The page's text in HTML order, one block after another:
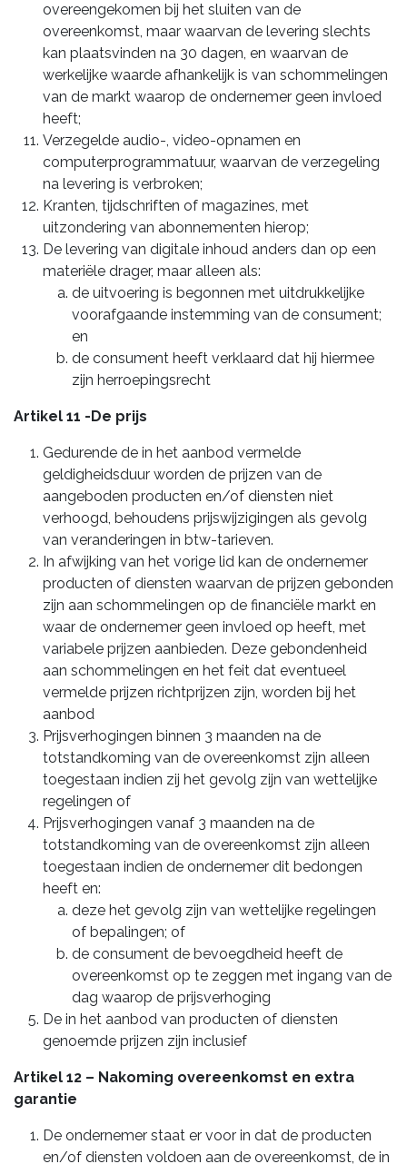
overeengekomen bij het sluiten van de
overeenkomst, maar waarvan de levering slechts
kan plaatsvinden na 30 dagen, en waarvan de
werkelijke waarde afhankelijk is van schommelingen
van de markt waarop de ondernemer geen invloed
heeft;
Verzegelde audio-, video-opnamen en
computerprogrammatuur, waarvan de verzegeling
na levering is verbroken;
Kranten, tijdschriften of magazines, met
uitzondering van abonnementen hierop;
De levering van digitale inhoud anders dan op een
materiële drager, maar alleen als:
de uitvoering is begonnen met uitdrukkelijke
voorafgaande instemming van de consument;
en
de consument heeft verklaard dat hij hiermee
zijn herroepingsrecht
Artikel 11 -De prijs
Gedurende de in het aanbod vermelde
geldigheidsduur worden de prijzen van de
aangeboden producten en/of diensten niet
verhoogd, behoudens prijswijzigingen als gevolg
van veranderingen in btw-tarieven.
In afwijking van het vorige lid kan de ondernemer
producten of diensten waarvan de prijzen gebonden
zijn aan schommelingen op de financiële markt en
waar de ondernemer geen invloed op heeft, met
variabele prijzen aanbieden. Deze gebondenheid
aan schommelingen en het feit dat eventueel
vermelde prijzen richtprijzen zijn, worden bij het
aanbod
Prijsverhogingen binnen 3 maanden na de
totstandkoming van de overeenkomst zijn alleen
toegestaan indien zij het gevolg zijn van wettelijke
regelingen of
Prijsverhogingen vanaf 3 maanden na de
totstandkoming van de overeenkomst zijn alleen
toegestaan indien de ondernemer dit bedongen
heeft en:
deze het gevolg zijn van wettelijke regelingen
of bepalingen; of
de consument de bevoegdheid heeft de
overeenkomst op te zeggen met ingang van de
dag waarop de prijsverhoging
De in het aanbod van producten of diensten
genoemde prijzen zijn inclusief
Artikel 12 – Nakoming overeenkomst en extra
garantie
De ondernemer staat er voor in dat de producten
en/of diensten voldoen aan de overeenkomst, de in